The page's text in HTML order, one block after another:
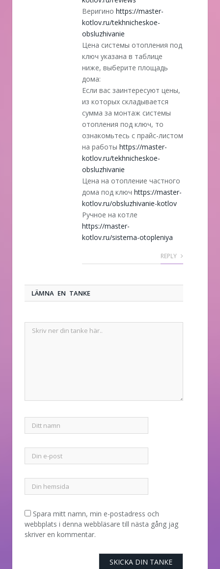
Веригино https://master-
kotlov.ru/tekhnicheskoe-
obsluzhivanie
Цена системы отопления под
ключ указана в таблице
ниже, выберите площадь
дома:
Если вас заинтересуют цены,
из которых складывается
сумма за монтаж системы
отопления под ключ, то
ознакомьтесь с прайс-листом
на работы https://master-
kotlov.ru/tekhnicheskoe-
obsluzhivanie
Цена на отопление частного
дома под ключ https://master-
kotlov.ru/obsluzhivanie-kotlov
Ручное на котле
https://master-
kotlov.ru/sistema-otopleniya
REPLY
LÄMNA EN TANKE
Spara mitt namn, min e-postadress och
webbplats i denna webbläsare till nästa gång jag
skriver en kommentar.